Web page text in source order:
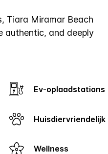
Tiara Miramar Beach
authentic, and deeply
Ev-oplaadstations
Wellness